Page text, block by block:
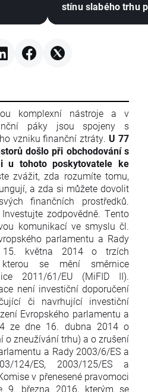
stínu slabého trhu
komplexní nástroje a v
páky jsou spojeny s
vzniku finanční ztráty. U 77
došlo při obchodování s
u tohoto poskytovatele ke
zvážit, zda rozumíte tomu,
a zda si můžete dovolit
finančních prostředků.
zodpovědně. Tento
komunikací ve smyslu čl.
parlamentu a Rady
15. května 2014 o trzích
se mění směrnice
2011/61/EU (MiFID II).
není investiční doporučení
či navrhující investiční
Evropského parlamentu a
ze dne 16. dubna 2014 o
o zneužívání trhu) a o zrušení
a Rady 2003/6/ES a
124/ES, 2003/125/ES a
v přenesené pravomoci
9. března 2016, kterým se